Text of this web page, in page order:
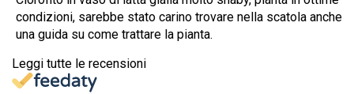
condizioni, sarebbe stato carino trovare nella scatola anche
una guida su come trattare la pianta.
Leggi tutte le recensioni